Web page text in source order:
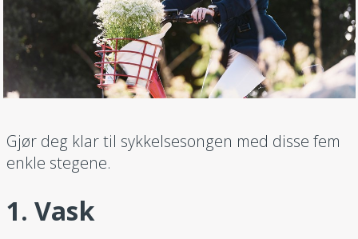
Gjør deg klar til sykkelsesongen med disse fem
enkle stegene.
1. Vask